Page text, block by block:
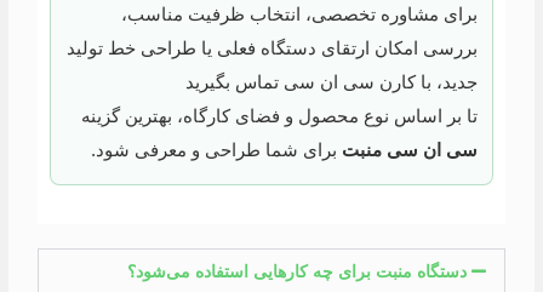
برای مشاوره تخصصی، انتخاب ظرفیت مناسب،
بررسی امکان ارتقای دستگاه فعلی یا طراحی خط تولید
جدید، با کارن سی ان سی تماس بگیرید
تا بر اساس نوع محصول و فضای کارگاه، بهترین گزینه
سی ان سی منبت برای شما طراحی و معرفی شود.
دستگاه منبت برای چه کارهایی استفاده می‌شود؟